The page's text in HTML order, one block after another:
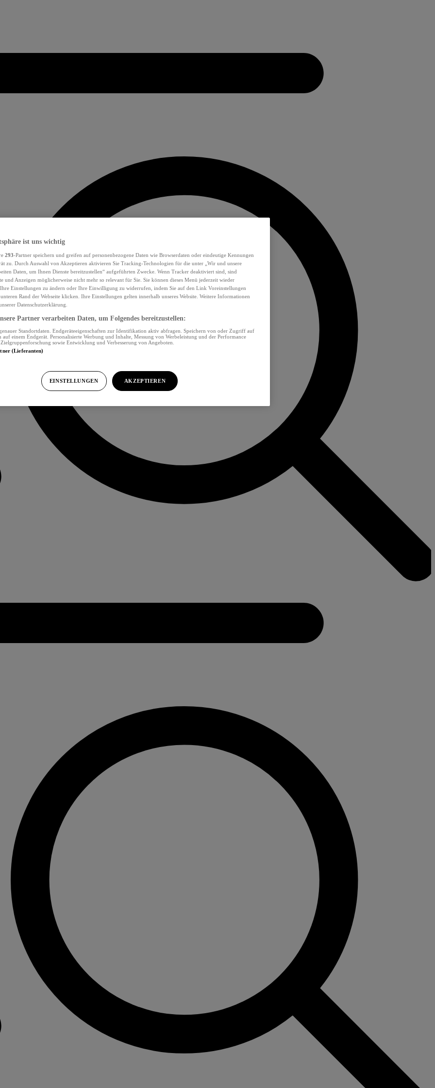
ist uns wichtig
293-Partner speichern und greifen auf personenbezogene Daten wie Browserdaten oder eindeutige Kennungen
zu. Durch Auswahl von Akzeptieren aktivieren Sie Tracking-Technologien für die unter „Wir und unsere
Daten, um Ihnen Dienste bereitzustellen“ aufgeführten Zwecke. Wenn Tracker deaktiviert sind, sind
und Anzeigen möglicherweise nicht mehr so relevant für Sie. Sie können dieses Menü jederzeit wieder
Einstellungen zu ändern oder Ihre Einwilligung zu widerrufen, indem Sie auf den Link Voreinstellungen
Rand der Webseite klicken. Ihre Einstellungen gelten innerhalb unseres Website. Weitere Informationen
Datenschutzerklärung.
Partner verarbeiten Daten, um Folgendes bereitzustellen:
Standortdaten. Endgeräteeigenschaften zur Identifikation aktiv abfragen. Speichern von oder Zugriff auf
einem Endgerät. Personalisierte Werbung und Inhalte, Messung von Werbeleistung und der Performance
sowie Entwicklung und Verbesserung von Angeboten.
(Lieferanten)
EINSTELLUNGEN AKZEPTIEREN